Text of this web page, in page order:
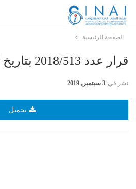
الصفحة الرئيسية
قرار عدد 2018/513 بتاريخ 2019/03/07
نشر في 3 سبتمبر, 2019
تحميل